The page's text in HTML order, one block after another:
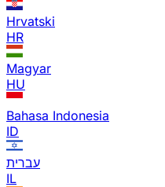
Hrvatski
HR
Magyar
HU
Bahasa Indonesia
ID
עברית
IL